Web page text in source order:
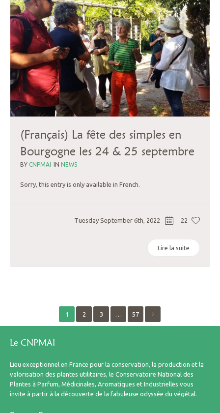
(Français) La fête des simples en
Bourgogne les 24 & 25 septembre
BYCNPMAI IN NEWS
Sorry, this entry is only available in French.
Tuesday September 6th, 2022 22
Lire la suite
1 2 3 … 57
Le CNPMAI
Lieu exceptionnel en France pour la conservation, la production et la
valorisation des plantes utilitaires, le Conservatoire National des
Plantes à Parfum, Médicinales, Aromatiques et Industrielles vous
invite à partir à la découverte de la fabuleuse odyssée du végétal.